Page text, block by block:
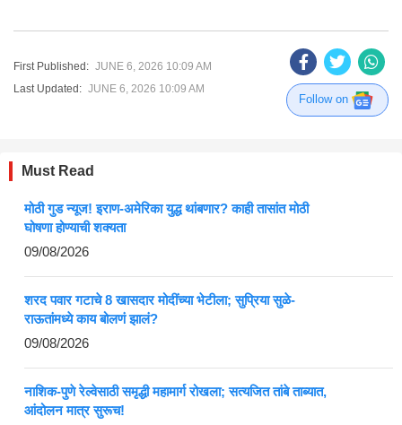
First Published: JUNE 6, 2026 10:09 AM
Last Updated: JUNE 6, 2026 10:09 AM
Follow on
Must Read
मोठी गुड न्यूज! इराण-अमेरिका युद्ध थांबणार? काही तासांत मोठी
घोषणा होण्याची शक्यता
09/08/2026
शरद पवार गटाचे 8 खासदार मोदींच्या भेटीला; सुप्रिया सुळे-
राऊतांमध्ये काय बोलणं झालं?
09/08/2026
नाशिक-पुणे रेल्वेसाठी समृद्धी महामार्ग रोखला; सत्यजित तांबे ताब्यात,
आंदोलन मात्र सुरूच!